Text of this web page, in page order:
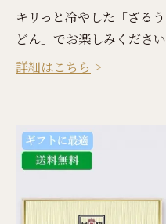
キリっと冷やした「ざるう
どん」でお楽しみください
詳細はこちら